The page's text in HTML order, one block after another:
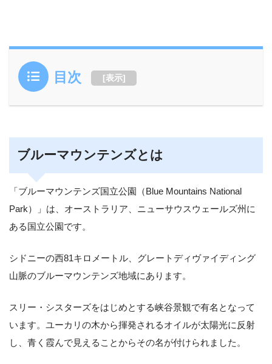
目次 [表示]
ブルーマウンテンズとは
「ブルーマウンテンズ国立公園（Blue Mountains National
Park）」は、オーストラリア、ニューサウスウェールズ州に
ある国立公園です。
シドニーの西81キロメートル、グレートディヴァイディング
山脈のブルーマウンテンズ地域にあります。
スリー・シスターズをはじめとする峡谷景観で有名となって
います。ユーカリの木から揮発されるオイルが太陽光に反射
し、青く霞んで見えることからその名が付けられました。